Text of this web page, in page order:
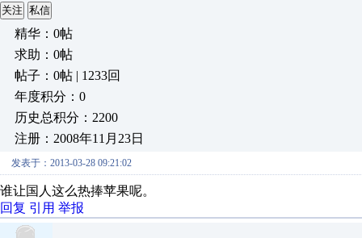
关注 私信
精华：0帖
求助：0帖
帖子：0帖 | 1233回
年度积分：0
历史总积分：2200
注册：2008年11月23日
发表于：2013-03-28 09:21:02
谁让国人这么热捧苹果呢。
回复 引用 举报